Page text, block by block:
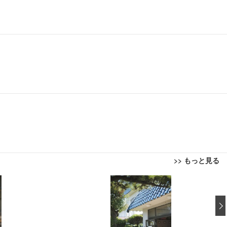
>> もっと見る
面昇降 強化ナイロン樹脂ベース 通気性メッシュ 在宅ワーク H-WY01